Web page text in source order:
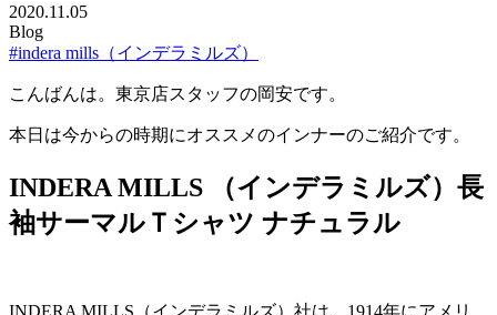
2020.11.05
Blog
#indera mills（インデラミルズ）
こんばんは。東京店スタッフの岡安です。
本日は今からの時期にオススメのインナーのご紹介です。
INDERA MILLS （インデラミルズ）長
袖サーマルＴシャツ ナチュラル
INDERA MILLS（インデラミルズ）社は、1914年にアメリ